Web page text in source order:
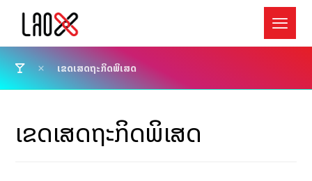
ເຂດເສດຖະກິດພິເສດ
ເຂດເສດຖະກິດພິເສດ